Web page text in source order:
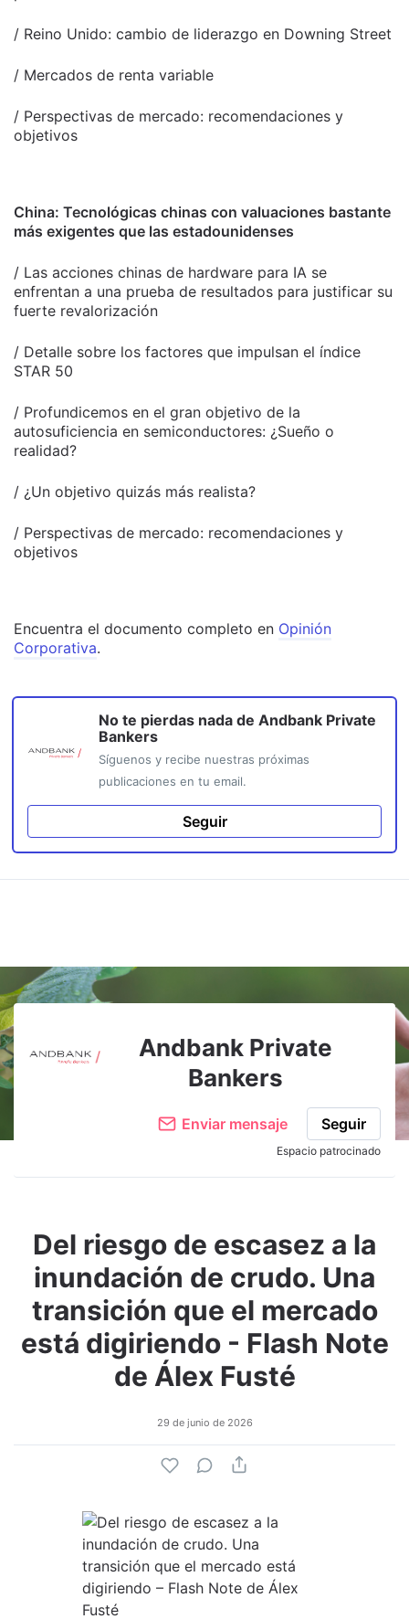
/ Reino Unido: cambio de liderazgo en Downing Street
/ Mercados de renta variable
/ Perspectivas de mercado: recomendaciones y
objetivos
China: Tecnológicas chinas con valuaciones bastante
más exigentes que las estadounidenses
/ Las acciones chinas de hardware para IA se
enfrentan a una prueba de resultados para justificar su
fuerte revalorización
/ Detalle sobre los factores que impulsan el índice
STAR 50
/ Profundicemos en el gran objetivo de la
autosuficiencia en semiconductores: ¿Sueño o
realidad?
/ ¿Un objetivo quizás más realista?
/ Perspectivas de mercado: recomendaciones y
objetivos
Encuentra el documento completo en Opinión
Corporativa.
No te pierdas nada de Andbank Private
Bankers
Síguenos y recibe nuestras próximas
publicaciones en tu email.
Seguir
Andbank Private
Bankers
Enviar mensaje Seguir
Espacio patrocinado
Del riesgo de escasez a la
inundación de crudo. Una
transición que el mercado
está digiriendo - Flash Note
de Álex Fusté
29 de junio de 2026